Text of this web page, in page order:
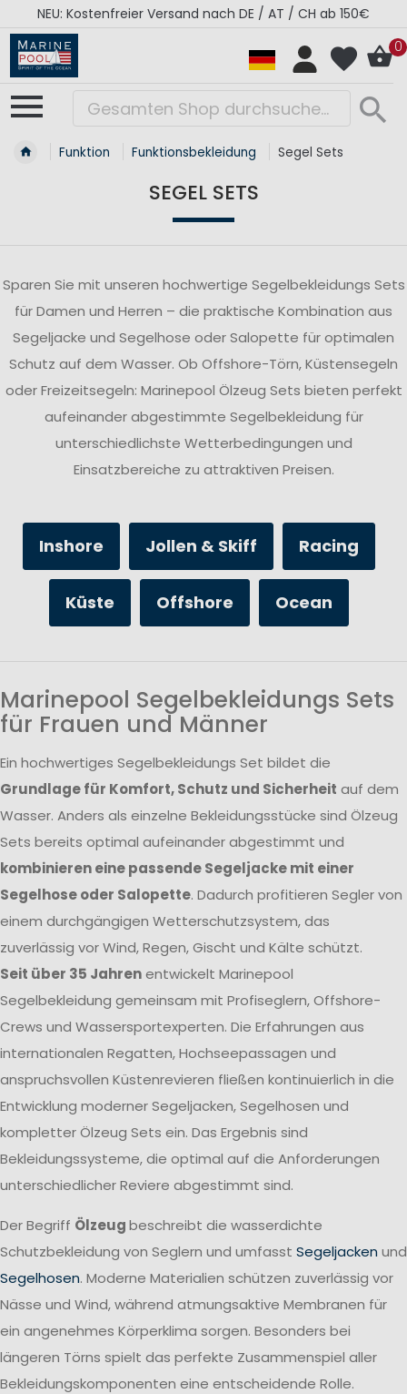
RÉGATES ROYALES Kollektion - Super Sale
0
Funktion Funktionsbekleidung Segel Sets
SEGEL SETS
Sparen Sie mit unseren hochwertige Segelbekleidungs Sets
für Damen und Herren – die praktische Kombination aus
Segeljacke und Segelhose oder Salopette für optimalen
Schutz auf dem Wasser. Ob Offshore-Törn, Küstensegeln
oder Freizeitsegeln: Marinepool Ölzeug Sets bieten perfekt
aufeinander abgestimmte Segelbekleidung für
unterschiedlichste Wetterbedingungen und
Einsatzbereiche zu attraktiven Preisen.
Inshore Jollen & Skiff Racing
Küste Offshore Ocean
Marinepool Segelbekleidungs Sets
für Frauen und Männer
Ein hochwertiges Segelbekleidungs Set bildet die
Grundlage für Komfort, Schutz und Sicherheit auf dem
Wasser. Anders als einzelne Bekleidungsstücke sind Ölzeug
Sets bereits optimal aufeinander abgestimmt und
kombinieren eine passende Segeljacke mit einer
Segelhose oder Salopette. Dadurch profitieren Segler von
einem durchgängigen Wetterschutzsystem, das
zuverlässig vor Wind, Regen, Gischt und Kälte schützt.
Seit über 35 Jahrenentwickelt Marinepool
Segelbekleidung gemeinsam mit Profiseglern, Offshore-
Crews und Wassersportexperten. Die Erfahrungen aus
internationalen Regatten, Hochseepassagen und
anspruchsvollen Küstenrevieren fließen kontinuierlich in die
Entwicklung moderner Segeljacken, Segelhosen und
kompletter Ölzeug Sets ein. Das Ergebnis sind
Bekleidungssysteme, die optimal auf die Anforderungen
unterschiedlicher Reviere abgestimmt sind.
Der Begriff Ölzeugbeschreibt die wasserdichte
Schutzbekleidung von Seglern und umfasst Segeljacken und
Segelhosen. Moderne Materialien schützen zuverlässig vor
Nässe und Wind, während atmungsaktive Membranen für
ein angenehmes Körperklima sorgen. Besonders bei
längeren Törns spielt das perfekte Zusammenspiel aller
Bekleidungskomponenten eine entscheidende Rolle.